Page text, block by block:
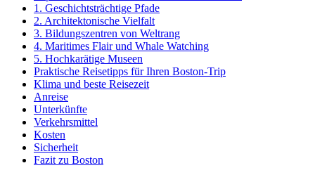
1. Geschichtsträchtige Pfade
2. Architektonische Vielfalt
3. Bildungszentren von Weltrang
4. Maritimes Flair und Whale Watching
5. Hochkarätige Museen
Praktische Reisetipps für Ihren Boston-Trip
Klima und beste Reisezeit
Anreise
Unterkünfte
Verkehrsmittel
Kosten
Sicherheit
Fazit zu Boston